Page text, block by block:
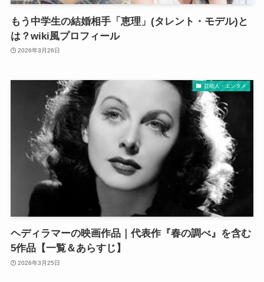
もう中学生の結婚相手「恵理」(タレント・モデル)と
は？wiki風プロフィール
2026年3月26日
芸能人・エンタメ
ヘディラマーの映画作品｜代表作『春の調べ』を含む
5作品【一覧＆あらすじ】
2026年3月25日